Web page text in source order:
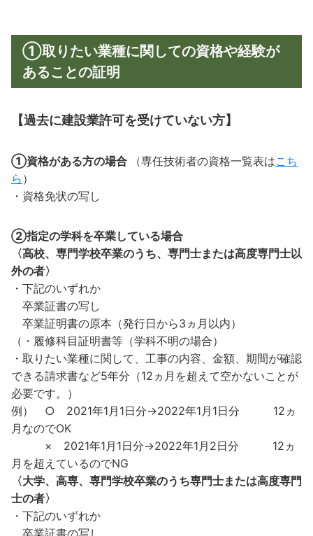
①取りたい業種に関しての資格や経験が
あることの証明
【過去に建設業許可を受けていない方】
①資格がある方の場合 （専任技術者の資格一覧表はこち
ら ）
・資格免状の写し
②指定の学科を卒業している場合
〈高校、専門学校卒業のうち、専門士または高度専門士以
外の者〉
・下記のいずれか
卒業証書の写し
卒業証明書の原本（発行日から3ヵ月以内）
（・履修科目証明書等（学科不明の場合）
・取りたい業種に関して、工事の内容、金額、期間が確認
できる請求書など5年分（12ヵ月を超えて空かないことが
必要です。）
例） ○ 2021年1月1日分→2022年1月1日分 12ヵ
月なのでOK
× 2021年1月1日分→2022年1月2日分 12ヵ
月を超えているのでNG
〈大学、高専、専門学校卒業のうち専門士または高度専門
士の者〉
・下記のいずれか
卒業証書の写し